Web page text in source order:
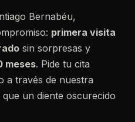
Bernabéu,
primera visita
sin sorpresas y
meses. Pide tu cita
a través de nuestra
que un diente oscurecido